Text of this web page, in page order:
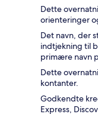
Dette
orienteringer
Det navn, der
indtjekning til
primære navn
Dette
kontanter.
Godkendte
Express,